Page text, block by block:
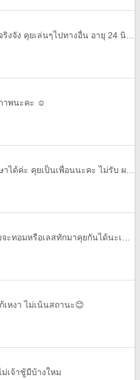
าพนะคะ ☺️
เหงา ไม่เน้นสถานะ😊
เจ้าชู้มีบ้างใหม